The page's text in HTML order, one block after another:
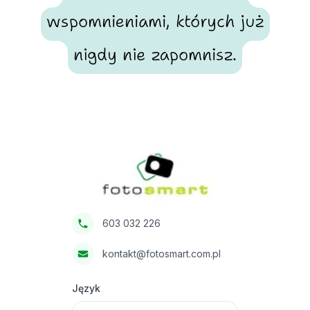
wspomnieniami, których już
nigdy nie zapomnisz.
603 032 226
kontakt@fotosmart.com.pl
Język